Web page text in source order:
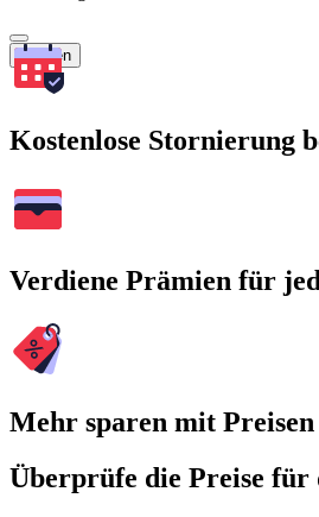
Suchen
Kostenlose Stornierung
Verdiene Prämien für
Mehr sparen mit
Überprüfe die Preise für